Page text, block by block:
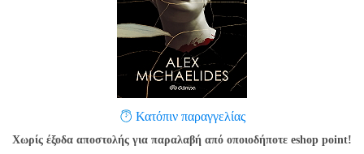
Κατόπιν παραγγελίας
Χωρίς έξοδα αποστολής για παραλαβή από οποιοδήποτε eshop point!